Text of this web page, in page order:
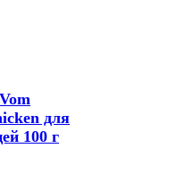
для
100 г